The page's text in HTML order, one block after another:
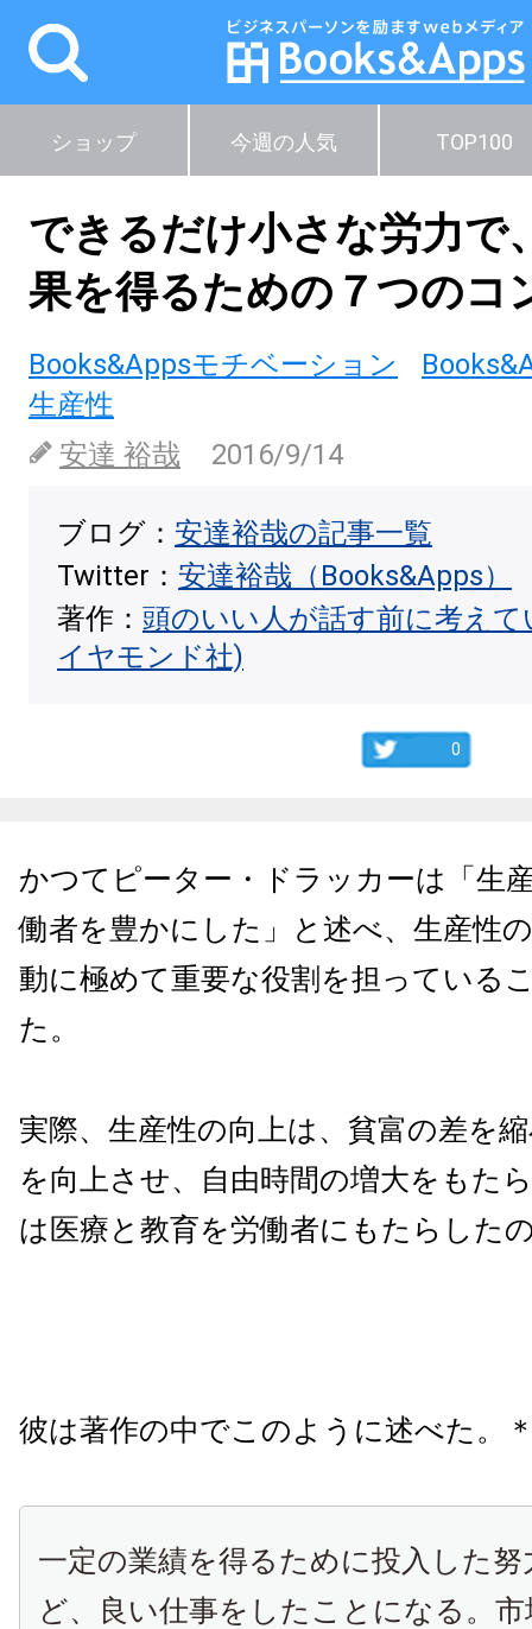
ショップ 今週の人気 TOP100
できるだけ小さな労力で
果を得るための７つのコ
Books&Appsモチベーション
生産性
安達 裕哉
2016/9/14
ブログ： 安達裕哉の記事一覧
Twitter： 安達裕哉（Books&Apps）
著作： 頭のいい人が話す前に考え
イヤモンド社)
0
かつてピーター・ドラッカーは「生
働者を豊かにした」と述べ、生産性
動に極めて重要な役割を担っている
た。
実際、生産性の向上は、貧富の差を
を向上させ、自由時間の増大をもた
は医療と教育を労働者にもたらした
彼は著作の中でこのように述べた。
一定の業績を得るために投入した
ど、良い仕事をしたことになる。